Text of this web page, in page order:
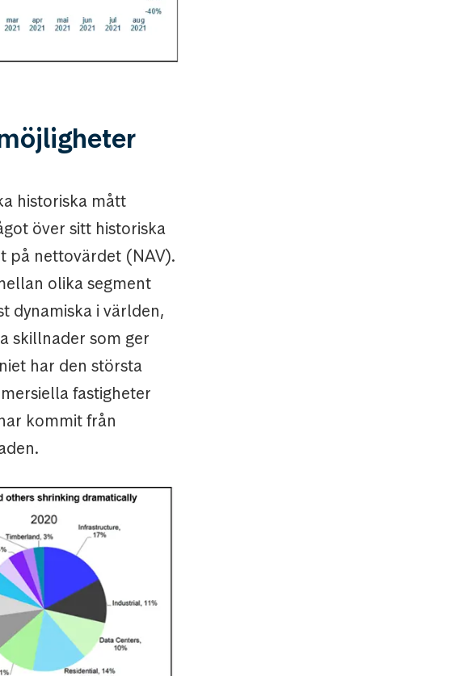
historiska mått
över sitt historiska
på nettovärdet (NAV).
olika segment
dynamiska i världen,
skillnader som ger
har den största
fastigheter
kommit från